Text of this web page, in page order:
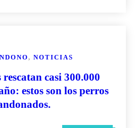
, NOTICIAS
casi 300.000
estos son los perros